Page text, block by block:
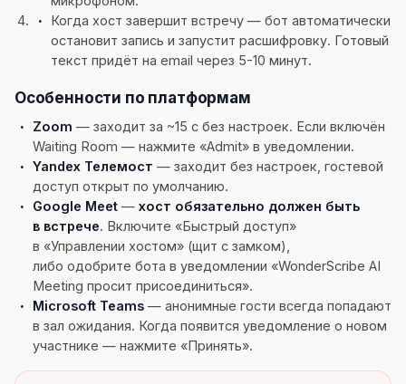
Когда хост завершит встречу — бот автоматически
остановит запись и запустит расшифровку. Готовый
текст придёт на email через 5-10 минут.
Особенности по платформам
Zoom — заходит за ~15 с без настроек. Если включён
Waiting Room — нажмите «Admit» в уведомлении.
Yandex Телемост — заходит без настроек, гостевой
доступ открыт по умолчанию.
Google Meet — хост обязательно должен быть
в встрече. Включите «Быстрый доступ»
в «Управлении хостом» (щит с замком),
либо одобрите бота в уведомлении «WonderScribe AI
Meeting просит присоединиться».
Microsoft Teams — анонимные гости всегда попадают
в зал ожидания. Когда появится уведомление о новом
участнике — нажмите «Принять».